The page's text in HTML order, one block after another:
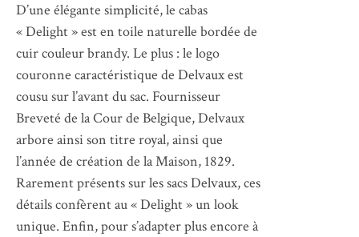
D’une élégante simplicité, le cabas
« Delight » est en toile naturelle bordée de
cuir couleur brandy. Le plus : le logo
couronne caractéristique de Delvaux est
cousu sur l’avant du sac. Fournisseur
Breveté de la Cour de Belgique, Delvaux
arbore ainsi son titre royal, ainsi que
l’année de création de la Maison, 1829.
Rarement présents sur les sacs Delvaux, ces
détails confèrent au « Delight » un look
unique. Enfin, pour s’adapter plus encore à